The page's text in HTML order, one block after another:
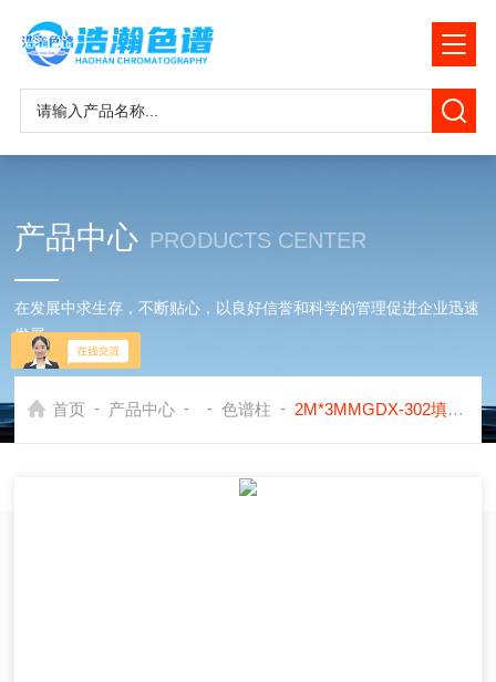
产品中心 PRODUCTS CENTER
在发展中求生存，不断贴心，以良好信誉和科学的管理促进企业迅速
发展
首页 - 产品中心 - - 色谱柱 - 2M*3MMGDX-302填充色谱柱应用岛津GC2030